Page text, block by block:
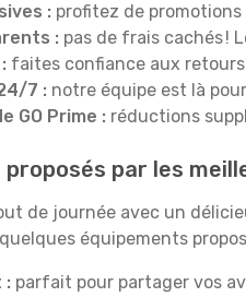
: profitez de
: pas de frais cachés !
faites confiance aux
7 : notre équipe est là
GO Prime : réductions
proposés par les
de journée avec un
équipements
: parfait pour partager vos